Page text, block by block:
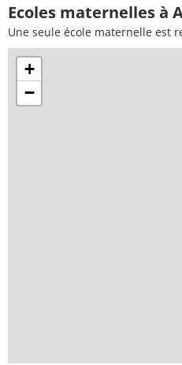
Ecoles maternelles à
Une seule école maternelle est
+
−